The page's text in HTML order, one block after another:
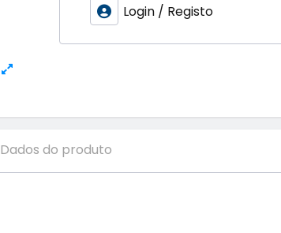
Login / Registo
Dados do produto